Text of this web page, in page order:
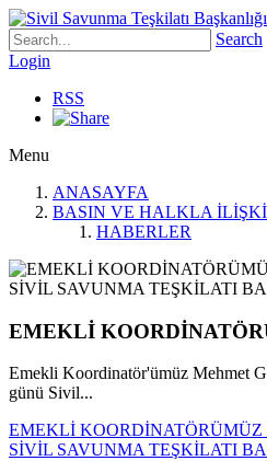
Search
Login
RSS
Menu
ANASAYFA
BASIN VE HALKLA
HABERLER
EMEKLİ
Emekli Koordinatör'ümüz Mehmet
günü Sivil...
EMEKLİ KOORDİNATÖRÜMÜZ
SİVİL SAVUNMA TEŞKİLATI